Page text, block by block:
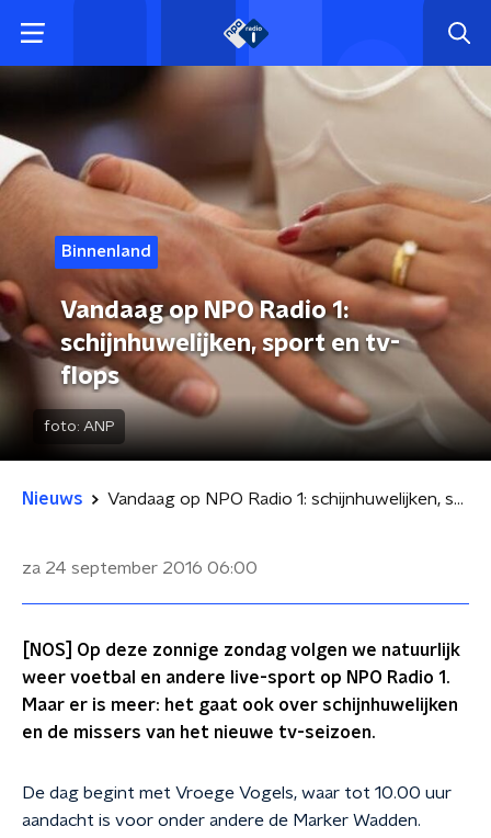
Binnenland
Vandaag op NPO Radio 1:
schijnhuwelijken, sport en tv-
flops
foto: ANP
Nieuws Vandaag op NPO Radio 1: schijnhuwelijken, sport en tv-flops
za 24 september 2016 06:00
[NOS] Op deze zonnige zondag volgen we natuurlijk
weer voetbal en andere live-sport op NPO Radio 1.
Maar er is meer: het gaat ook over schijnhuwelijken
en de missers van het nieuwe tv-seizoen.
De dag begint met Vroege Vogels, waar tot 10.00 uur
aandacht is voor onder andere de Marker Wadden.